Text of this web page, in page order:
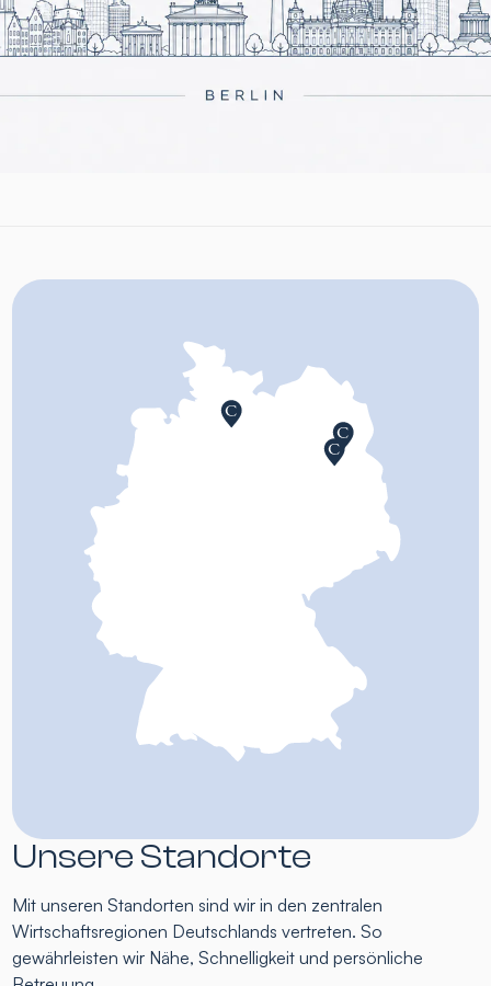
Unsere Standorte
Mit unseren Standorten sind wir in den zentralen
Wirtschaftsregionen Deutschlands vertreten. So
gewährleisten wir Nähe, Schnelligkeit und persönliche